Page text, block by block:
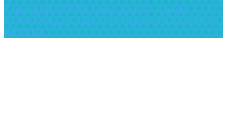
Copyrights ©2019: Супер Детки - Центр
интеллектуального и творческого развития
ребенка.